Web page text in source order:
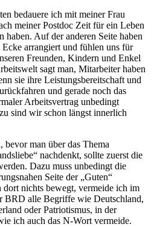
bedauere ich mit meiner Frau
meiner Postdoc Zeit für ein Leben
haben. Auf der anderen Seite haben
arrangiert und fühlen uns für
Freunden, Kindern und Enkel
sagt man, Mitarbeiter haben
sie ihre Leistungsbereitschaft und
und gerade noch das
Arbeitsvertrag unbedingt
sind wir schon längst innerlich
man über das Thema
nachdenkt, sollte zuerst die
Dazu muss unbedingt die
Seite der „Guten“
dort nichts bewegt, vermeide ich im
BRD alle Begriffe wie Deutschland,
oder Patriotismus, in der
ich auch das N-Wort vermeide.